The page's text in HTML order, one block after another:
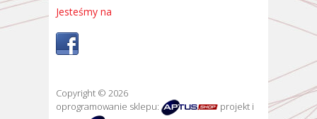
Jesteśmy na
Copyright © 2026
oprogramowanie sklepu:
projekt i